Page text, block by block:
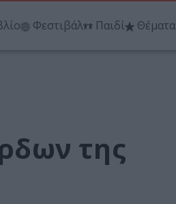
Φεστιβάλ Παιδί Θέματα
της